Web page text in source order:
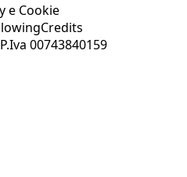
e Cookie
Credits
00743840159